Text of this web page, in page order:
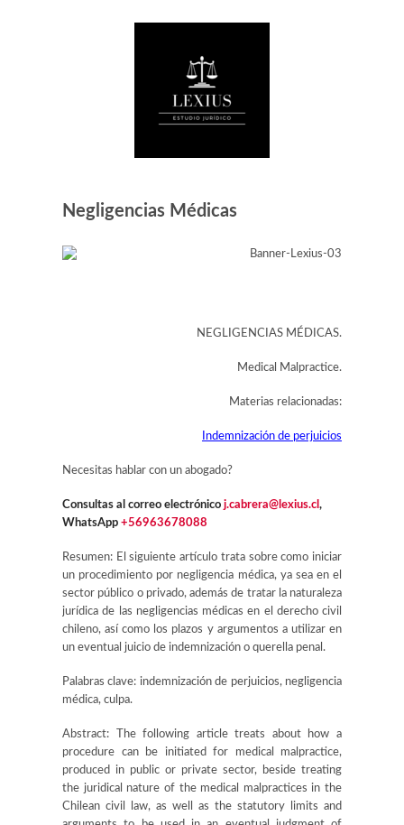
Negligencias Médicas
NEGLIGENCIAS MÉDICAS.
Medical Malpractice.
Materias relacionadas:
Indemnización de perjuicios
Necesitas hablar con un abogado?
Consultas al correo electrónico j.cabrera@lexius.cl ,
WhatsApp +56963678088
Resumen: El siguiente artículo trata sobre como iniciar
un procedimiento por negligencia médica, ya sea en el
sector público o privado, además de tratar la naturaleza
jurídica de las negligencias médicas en el derecho civil
chileno, así como los plazos y argumentos a utilizar en
un eventual juicio de indemnización o querella penal.
Palabras clave: indemnización de perjuicios, negligencia
médica, culpa.
Abstract: The following article treats about how a
procedure can be initiated for medical malpractice,
produced in public or private sector, beside treating
the juridical nature of the medical malpractices in the
Chilean civil law, as well as the statutory limits and